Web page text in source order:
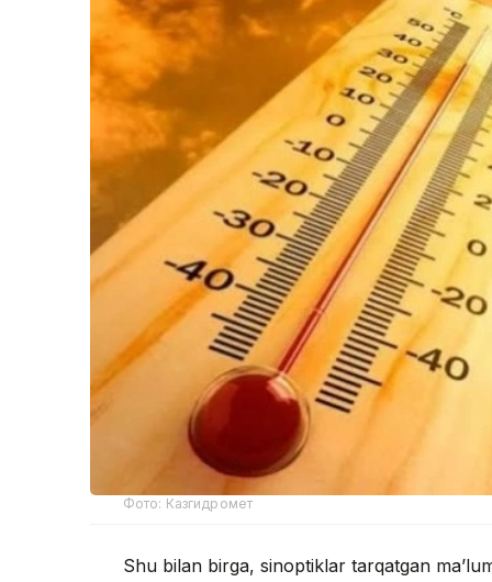
Фото: Казгидромет
Shu bilan birga, sinoptiklar tarqatgan